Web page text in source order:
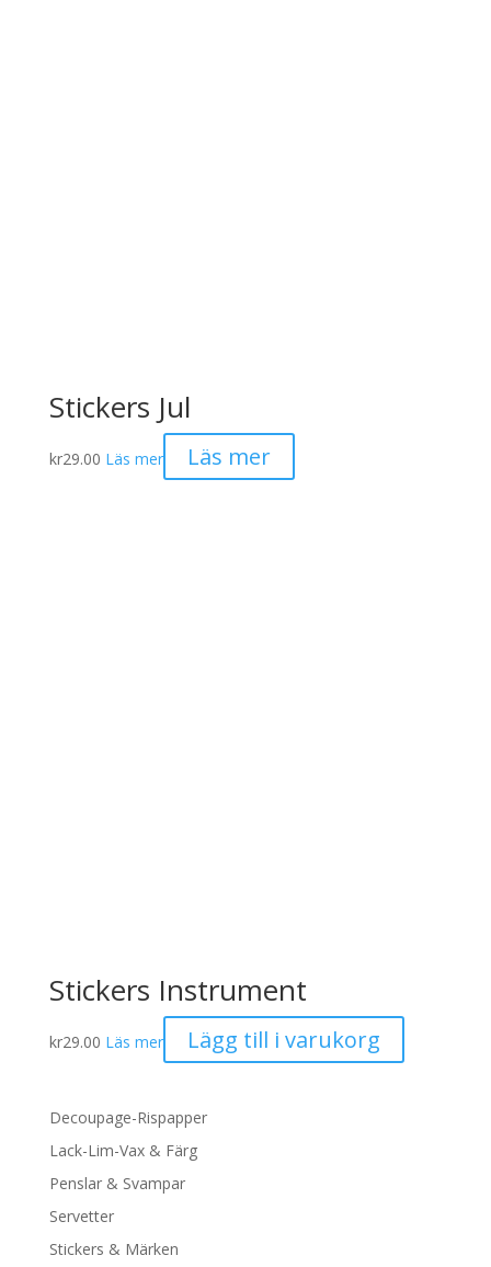
Stickers Jul
kr29.00 Läs mer Läs mer
Stickers Instrument
kr29.00 Läs mer Lägg till i varukorg
Decoupage-Rispapper
Lack-Lim-Vax & Färg
Penslar & Svampar
Servetter
Stickers & Märken